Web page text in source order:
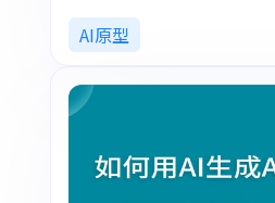
策。
AI原型